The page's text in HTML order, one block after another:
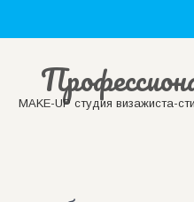
MAKE-UP студия визажиста-